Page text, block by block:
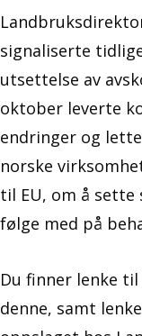
signaliserte
utsettelse av
oktober leverte
endringer og
norske
til EU, om å
følge med på
Du finner lenke
denne, samt